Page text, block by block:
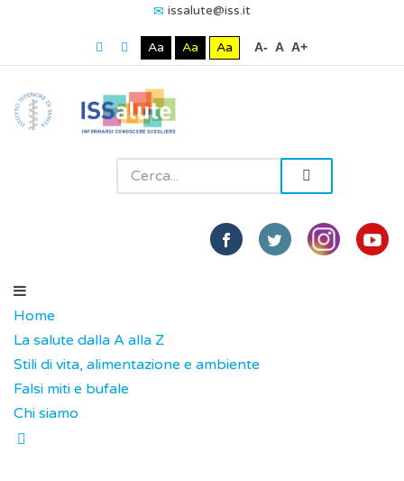
issalute@iss.it
Aa Aa Aa A- A A+
Home
La salute dalla A alla Z
Stili di vita, alimentazione e ambiente
Falsi miti e bufale
Chi siamo